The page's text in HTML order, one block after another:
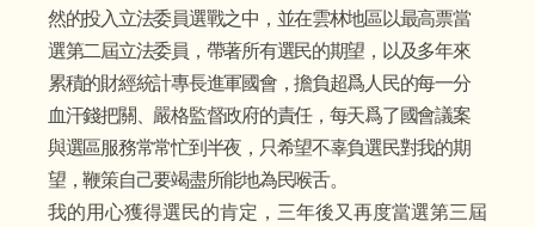
然的投入立法委員選戰之中，並在雲林地區以最高票當
選第二屆立法委員，帶著所有選民的期望，以及多年來
累積的財經統計專長進軍國會，擔負超爲人民的每一分
血汗錢把關、 嚴格監督政府的責任，每天爲了國會議案
與選區服務常常忙到半夜，只希望不辜負選民對我的期
望，鞭策自己要竭盡所能地為民喉舌。
我的用心獲得選民的肯定，三年後又再度當選第三屆